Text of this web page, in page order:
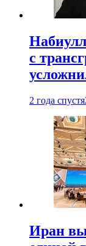
с
2 года спустя
Иран